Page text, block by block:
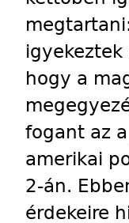
hogy a
fogant az
amerikai
2-án.
érdekeire